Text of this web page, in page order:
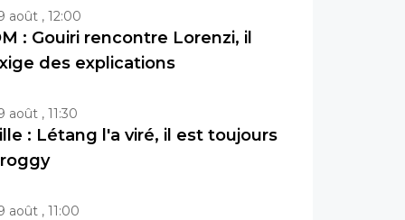
août , 12:00
: Gouiri rencontre Lorenzi, il
des explications
août , 11:30
: Létang l'a viré, il est toujours
août , 11:00